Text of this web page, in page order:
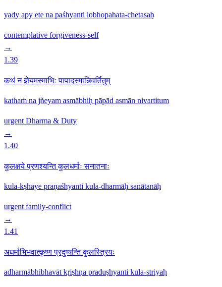
yady apy ete na paśhyanti lobhopahata-chetasaḥ
contemplative forgiveness-self
→
1.39
कथं न ज्ञेयमस्माभिः पापादस्मान्निवर्तितुम्
kathaṁ na jñeyam asmābhiḥ pāpād asmān nivartitum
urgent Dharma & Duty
→
1.40
कुलक्षये प्रणश्यन्ति कुलधर्माः सनातनाः
kula-kṣhaye praṇaśhyanti kula-dharmāḥ sanātanāḥ
urgent family-conflict
→
1.41
अधर्माभिभवात्कृष्ण प्रदुष्यन्ति कुलस्त्रियः
adharmābhibhavāt kṛiṣhṇa praduṣhyanti kula-striyaḥ